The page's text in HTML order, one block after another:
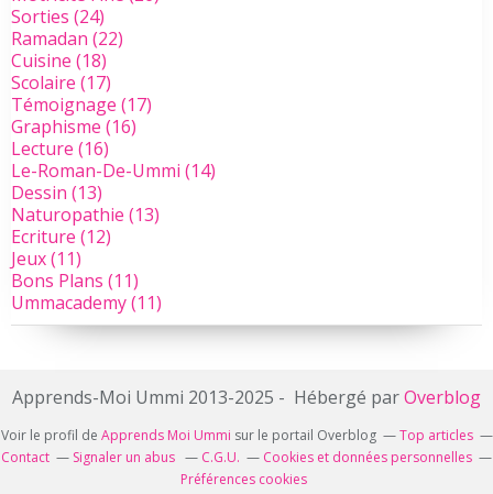
Sorties (24)
Ramadan (22)
Cuisine (18)
Scolaire (17)
Témoignage (17)
Graphisme (16)
Lecture (16)
Le-Roman-De-Ummi (14)
Dessin (13)
Naturopathie (13)
Ecriture (12)
Jeux(11)
Bons Plans (11)
Ummacademy(11)
Apprends-Moi Ummi 2013-2025 - Hébergé parOverblog
Voir le profil de Apprends Moi Ummi sur le portail Overblog
Top articles
Contact
Signaler un abus C.G.U.
Cookies et données personnelles
Préférences cookies